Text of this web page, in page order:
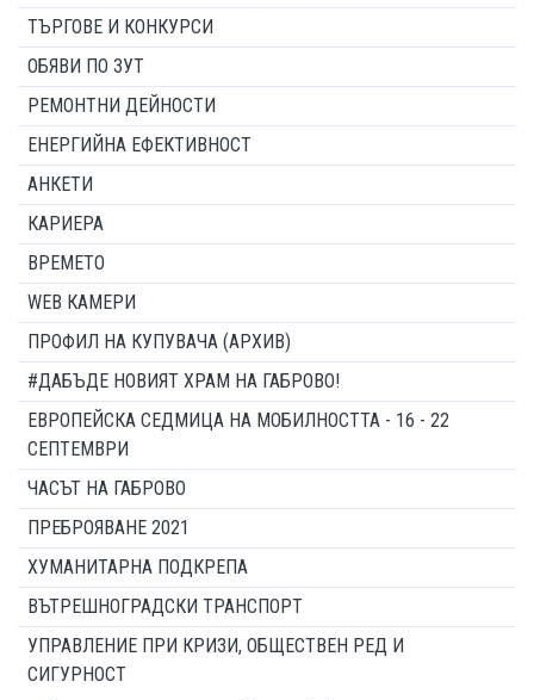
ТЪРГОВЕ И КОНКУРСИ
ОБЯВИ ПО ЗУТ
РЕМОНТНИ ДЕЙНОСТИ
ЕНЕРГИЙНА ЕФЕКТИВНОСТ
АНКЕТИ
КАРИЕРА
ВРЕМЕТО
WEB КАМЕРИ
ПРОФИЛ НА КУПУВАЧА (АРХИВ)
#ДАБЪДЕ НОВИЯТ ХРАМ НА ГАБРОВО!
ЕВРОПЕЙСКА СЕДМИЦА НА МОБИЛНОСТТА - 16 - 22
СЕПТЕМВРИ
ЧАСЪТ НА ГАБРОВО
ПРЕБРОЯВАНЕ 2021
ХУМАНИТАРНА ПОДКРЕПА
ВЪТРЕШНОГРАДСКИ ТРАНСПОРТ
УПРАВЛЕНИЕ ПРИ КРИЗИ, ОБЩЕСТВЕН РЕД И
СИГУРНОСТ